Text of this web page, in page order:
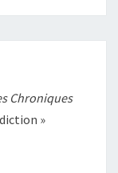
Chroniques
»